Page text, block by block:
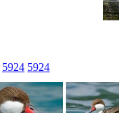
5924 5924